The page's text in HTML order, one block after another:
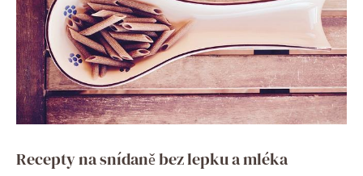
Recepty na snídaně bez lepku a mléka